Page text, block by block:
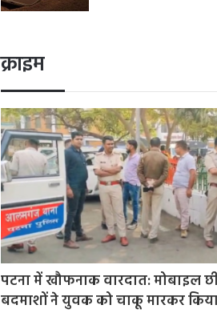
क्राइम
पटना में खौफनाक वारदात: मोबाइल
बदमाशों ने युवक को चाकू मारकर